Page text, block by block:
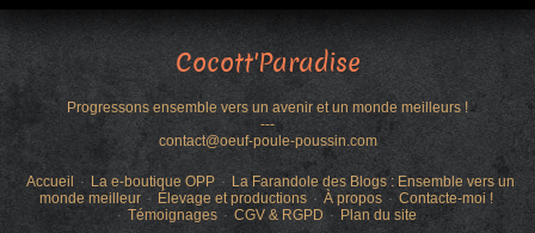
Cocott'Paradise
Progressons ensemble vers un avenir et un monde meilleurs !
---
contact@oeuf-poule-poussin.com
Accueil La e-boutique OPP
La Farandole des Blogs : Ensemble vers un
monde meilleur
Élevage et productions À propos
Contacte-moi !
Témoignages
CGV & RGPD Plan du site